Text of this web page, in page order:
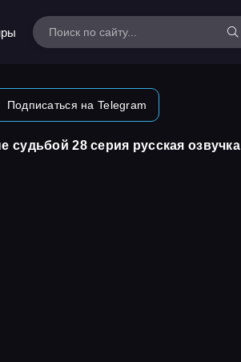
Подписаться на Telegram
судьбой 28 серия русская озвучка